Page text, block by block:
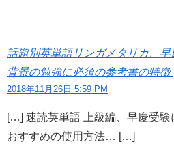
話題別英単語リンガメタリカ、早
背景の勉強に必須の参考書の特
2018年11月26日 5:59 PM
[…] 速読英単語 上級編、早慶受験
おすすめの使用方法… […]